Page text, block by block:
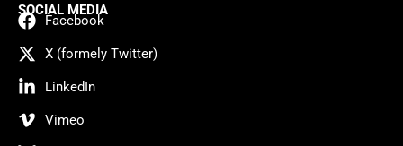
SOCIAL MEDIA
Facebook
X (formely Twitter)
LinkedIn
Vimeo